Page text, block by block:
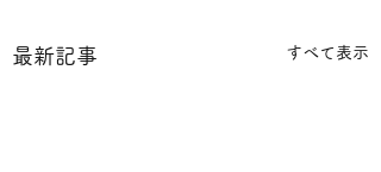
最新記事 すべて表示